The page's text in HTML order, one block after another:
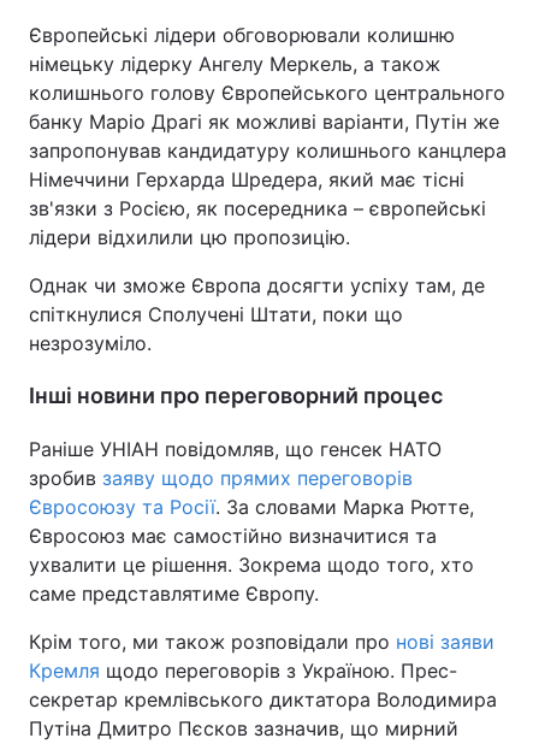
Європейські лідери обговорювали колишню
німецьку лідерку Ангелу Меркель, а також
колишнього голову Європейського центрального
банку Маріо Драгі як можливі варіанти, Путін же
запропонував кандидатуру колишнього канцлера
Німеччини Герхарда Шредера, який має тісні
зв'язки з Росією, як посередника – європейські
лідери відхилили цю пропозицію.
Однак чи зможе Європа досягти успіху там, де
спіткнулися Сполучені Штати, поки що
незрозуміло.
Інші новини про переговорний процес
Раніше УНІАН повідомляв, що генсек НАТО
зробив заяву щодо прямих переговорів
Євросоюзу та Росії. За словами Марка Рютте,
Євросоюз має самостійно визначитися та
ухвалити це рішення. Зокрема щодо того, хто
саме представлятиме Європу.
Крім того, ми також розповідали про нові заяви
Кремля щодо переговорів з Україною. Прес-
секретар кремлівського диктатора Володимира
Путіна Дмитро Пєсков зазначив, що мирний